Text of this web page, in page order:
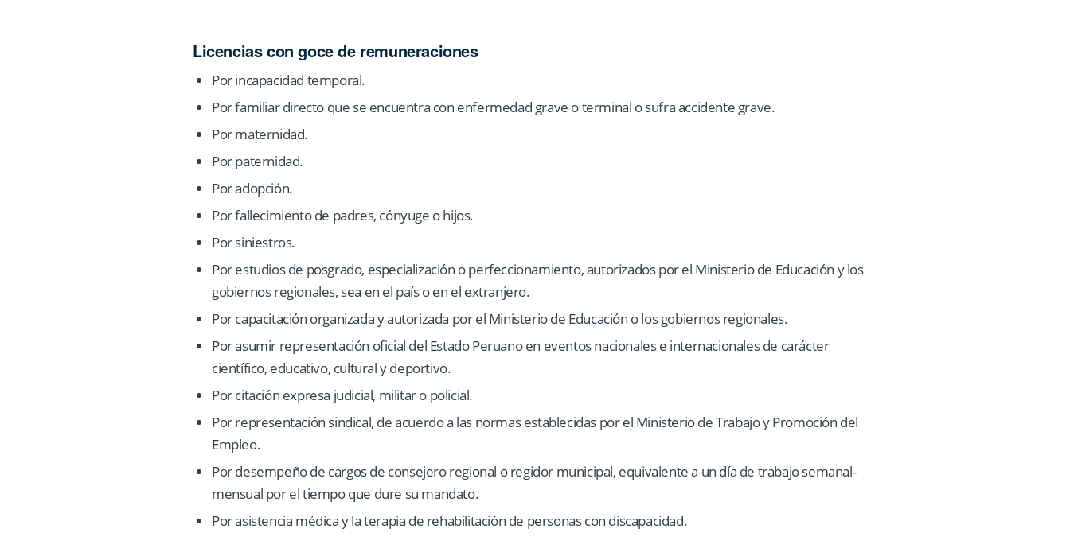
Licencias con goce de remuneraciones
Por incapacidad temporal.
Por familiar directo que se encuentra con enfermedad grave o terminal o sufra accidente grave.
Por maternidad.
Por paternidad.
Por adopción.
Por fallecimiento de padres, cónyuge o hijos.
Por siniestros.
Por estudios de posgrado, especialización o perfeccionamiento, autorizados por el Ministerio de Educación y los
gobiernos regionales, sea en el país o en el extranjero.
Por capacitación organizada y autorizada por el Ministerio de Educación o los gobiernos regionales.
Por asumir representación oficial del Estado Peruano en eventos nacionales e internacionales de carácter
científico, educativo, cultural y deportivo.
Por citación expresa judicial, militar o policial.
Por representación sindical, de acuerdo a las normas establecidas por el Ministerio de Trabajo y Promoción del
Empleo.
Por desempeño de cargos de consejero regional o regidor municipal, equivalente a un día de trabajo semanal-
mensual por el tiempo que dure su mandato.
Por asistencia médica y la terapia de rehabilitación de personas con discapacidad.